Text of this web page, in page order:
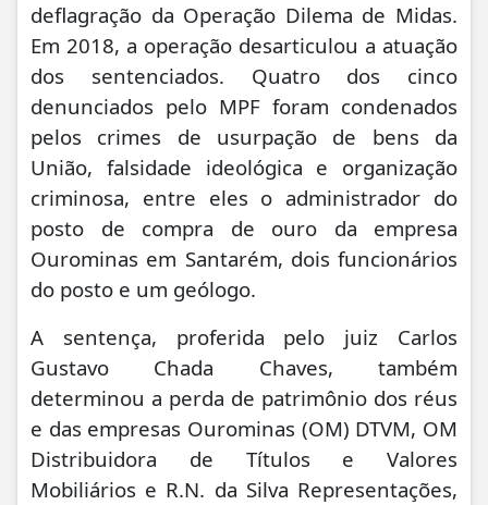
deflagração da Operação Dilema de Midas.
Em 2018, a operação desarticulou a atuação
dos sentenciados. Quatro dos cinco
denunciados pelo MPF foram condenados
pelos crimes de usurpação de bens da
União, falsidade ideológica e organização
criminosa, entre eles o administrador do
posto de compra de ouro da empresa
Ourominas em Santarém, dois funcionários
do posto e um geólogo.
A sentença, proferida pelo juiz Carlos
Gustavo Chada Chaves, também
determinou a perda de patrimônio dos réus
e das empresas Ourominas (OM) DTVM, OM
Distribuidora de Títulos e Valores
Mobiliários e R.N. da Silva Representações,